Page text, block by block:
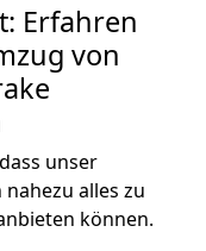
Erfahren
von
unser
alles zu
können.